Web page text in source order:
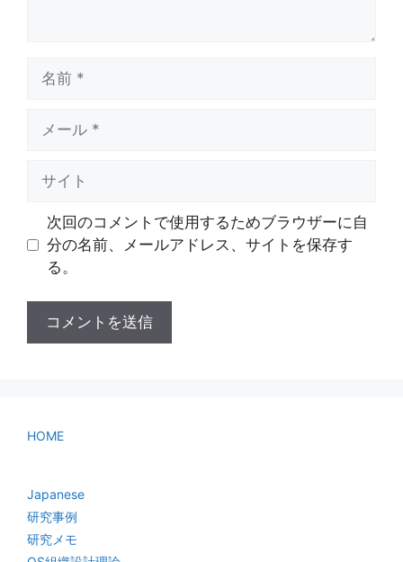
次回のコメントで使用するためブラウザーに自
分の名前、メールアドレス、サイトを保存す
る。
HOME
Japanese
研究事例
研究メモ